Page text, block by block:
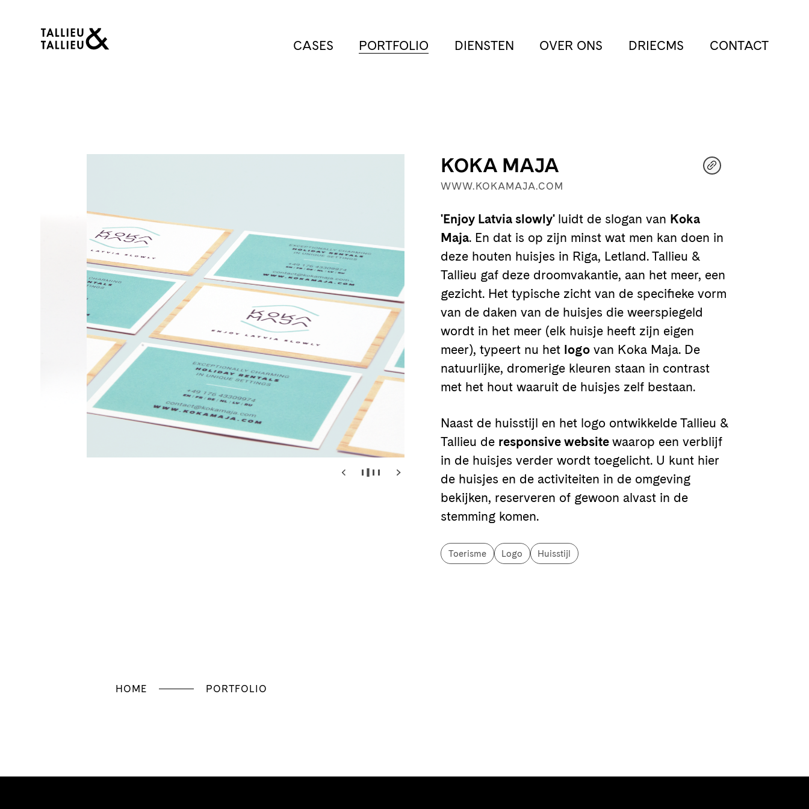
CASES PORTFOLIO DIENSTEN OVER ONS DRIECMS CONTACT
KOKA MAJA
WWW.KOKAMAJA.COM
'Enjoy Latvia slowly' luidt de slogan van Koka
Maja. En dat is op zijn minst wat men kan doen in
deze houten huisjes in Riga, Letland. Tallieu &
Tallieu gaf deze droomvakantie, aan het meer, een
gezicht. Het typische zicht van de specifieke vorm
van de daken van de huisjes die weerspiegeld
wordt in het meer (elk huisje heeft zijn eigen
meer), typeert nu het logo van Koka Maja. De
natuurlijke, dromerige kleuren staan in contrast
met het hout waaruit de huisjes zelf bestaan.
Naast de huisstijl en het logo ontwikkelde Tallieu &
Tallieu de responsive websitewaarop een verblijf
in de huisjes verder wordt toegelicht. U kunt hier
de huisjes en de activiteiten in de omgeving
bekijken, reserveren of gewoon alvast in de
stemming komen.
Toerisme Logo Huisstijl
HOME PORTFOLIO